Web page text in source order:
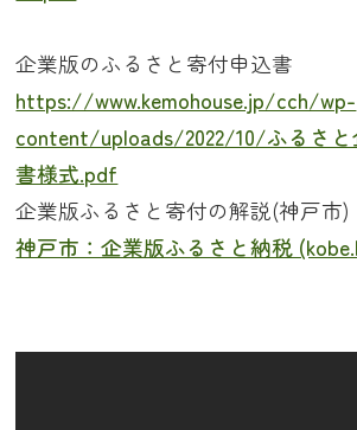
企業版のふるさと寄付申込書
https://www.kemohouse.jp/cch/wp-
content/uploads/2022/10/ふるさと
書様式.pdf
企業版ふるさと寄付の解説(神戸市)
神戸市：企業版ふるさと納税